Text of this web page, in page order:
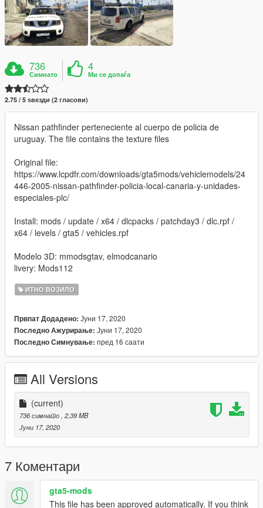
736
Симнато
4
Ми се допаѓа
2.75 / 5 ѕвезди (2 гласови)
Nissan pathfinder perteneciente al cuerpo de policia de
uruguay. The file contains the texture files
Original file:
https://www.lcpdfr.com/downloads/gta5mods/vehiclemodels/24
446-2005-nissan-pathfinder-policia-local-canaria-y-unidades-
especiales-plc/
Install: mods / update / x64 / dlcpacks / patchday3 / dlc.rpf /
x64 / levels / gta5 / vehicles.rpf
Modelo 3D: mmodsgtav, elmodcanario
livery: Mods112
ИТНО ВОЗИЛО
Првпат Додадено: Јуни 17, 2020
Последно Ажурирање: Јуни 17, 2020
Последно Симнување: пред 16 саати
All Versions
(current)
736 симнато , 2,39 MB
Јуни 17, 2020
7 Коментари
gta5-mods
This file has been approved automatically. If you think